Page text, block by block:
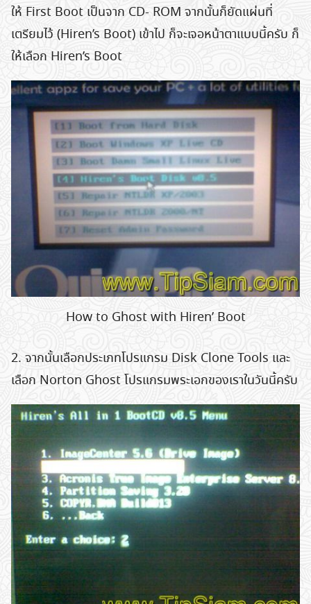
ให้ First Boot เป็นจาก CD- ROM จากนั้นก็ยัดแผ่นที่
เตรียมไว้ (Hiren’s Boot) เข้าไป ก็จะเจอหน้าตาแบบนี้ครับ ก็
ให้เลือก Hiren’s Boot
How to Ghost with Hiren’ Boot
2. จากนั้นเลือกประเภทโปรแกรม Disk Clone Tools และ
เลือก Norton Ghost โปรแกรมพระเอกของเราในวันนี้ครับ